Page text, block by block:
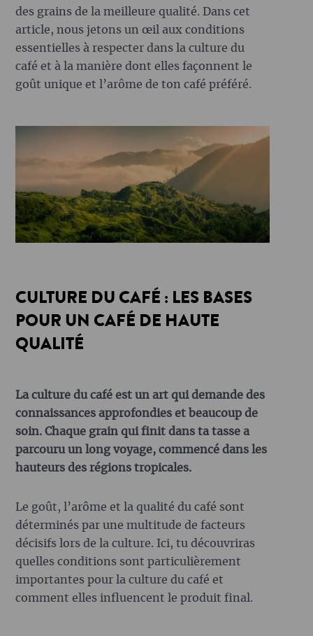
des grains de la meilleure qualité. Dans cet
article, nous jetons un œil aux conditions
essentielles à respecter dans la culture du
café et à la manière dont elles façonnent le
goût unique et l’arôme de ton café préféré.
CULTURE DU CAFÉ : LES BASES
POUR UN CAFÉ DE HAUTE
QUALITÉ
La culture du café est un art qui demande des
connaissances approfondies et beaucoup de
soin. Chaque grain qui finit dans ta tasse a
parcouru un long voyage, commencé dans les
hauteurs des régions tropicales.
Le goût, l’arôme et la qualité du café sont
déterminés par une multitude de facteurs
décisifs lors de la culture. Ici, tu découvriras
quelles conditions sont particulièrement
importantes pour la culture du café et
comment elles influencent le produit final.